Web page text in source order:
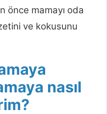
önce mamayı oda
ve kokusunu
nasıl